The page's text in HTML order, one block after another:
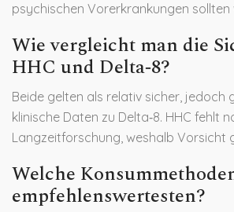
psychischen Vorerkrankungen sollten
Wie vergleicht man die
HHC und Delta‑8?
Beide gelten als relativ sicher, jedoch
klinische Daten zu Delta‑8. HHC fehlt
Langzeitforschung, weshalb Vorsicht
Welche
empfehlenswertesten?